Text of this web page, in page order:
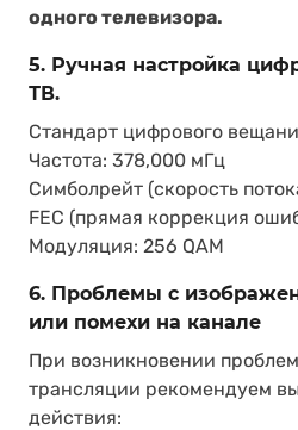
одного телевизора.
5. Ручная настройка
ТВ.
Стандарт цифрового
Частота: 378,000 мГц
Симболрейт (скорость
FEC (прямая коррекция
Модуляция: 256 QAM
6. Проблемы с
или помехи на канале
При возникновении
трансляции рекомендуем
действия: